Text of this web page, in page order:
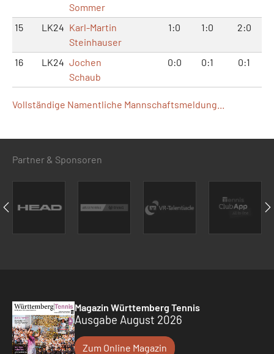
Sommer
15 LK24 Karl-Martin
Steinhauser
1:0 1:0 2:0
16 LK24 Jochen
Schaub
0:0 0:1 0:1
Vollständige Namentliche Mannschaftsmeldung...
Partner & Sponsoren
Magazin Württemberg Tennis
Ausgabe August 2026
Zum Online Magazin